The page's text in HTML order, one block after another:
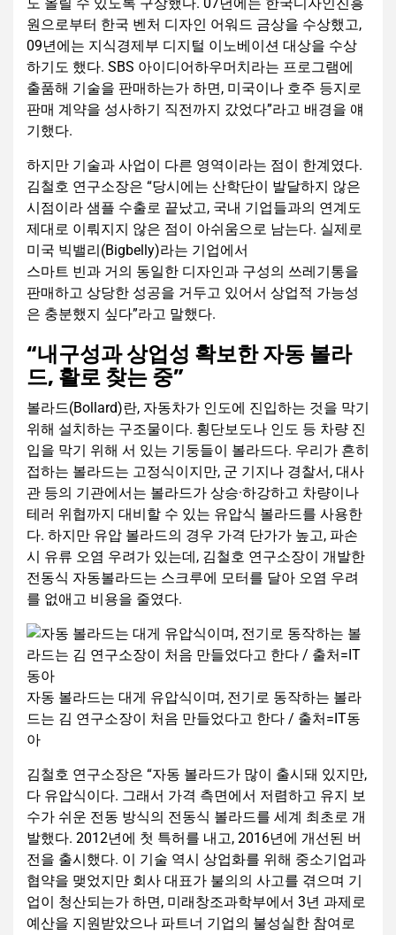
원으로부터 한국 벤처 디자인 어워드 금상을 수상했고,
09년에는 지식경제부 디지털 이노베이션 대상을 수상
하기도 했다. SBS 아이디어하우머치라는 프로그램에
출품해 기술을 판매하는가 하면, 미국이나 호주 등지로
판매 계약을 성사하기 직전까지 갔었다”라고 배경을 얘
기했다.
하지만 기술과 사업이 다른 영역이라는 점이 한계였다.
김철호 연구소장은 “당시에는 산학단이 발달하지 않은
시점이라 샘플 수출로 끝났고, 국내 기업들과의 연계도
제대로 이뤄지지 않은 점이 아쉬움으로 남는다. 실제로
미국 빅밸리(Bigbelly)라는 기업에서
스마트 빈과 거의 동일한 디자인과 구성의 쓰레기통을
판매하고 상당한 성공을 거두고 있어서 상업적 가능성
은 충분했지 싶다”라고 말했다.
“내구성과 상업성 확보한 자동 볼라
드, 활로 찾는 중”
볼라드(Bollard)란, 자동차가 인도에 진입하는 것을 막기
위해 설치하는 구조물이다. 횡단보도나 인도 등 차량 진
입을 막기 위해 서 있는 기둥들이 볼라드다. 우리가 흔히
접하는 볼라드는 고정식이지만, 군 기지나 경찰서, 대사
관 등의 기관에서는 볼라드가 상승·하강하고 차량이나
테러 위협까지 대비할 수 있는 유압식 볼라드를 사용한
다. 하지만 유압 볼라드의 경우 가격 단가가 높고, 파손
시 유류 오염 우려가 있는데, 김철호 연구소장이 개발한
전동식 자동볼라드는 스크루에 모터를 달아 오염 우려
를 없애고 비용을 줄였다.
자동 볼라드는 대게 유압식이며, 전기로 동작하는 볼라
드는 김 연구소장이 처음 만들었다고 한다 / 출처=IT동
아
김철호 연구소장은 “자동 볼라드가 많이 출시돼 있지만,
다 유압식이다. 그래서 가격 측면에서 저렴하고 유지 보
수가 쉬운 전동 방식의 전동식 볼라드를 세계 최초로 개
발했다. 2012년에 첫 특허를 내고, 2016년에 개선된 버
전을 출시했다. 이 기술 역시 상업화를 위해 중소기업과
협약을 맺었지만 회사 대표가 불의의 사고를 겪으며 기
업이 청산되는가 하면, 미래창조과학부에서 3년 과제로
예산을 지원받았으나 파트너 기업의 불성실한 참여로